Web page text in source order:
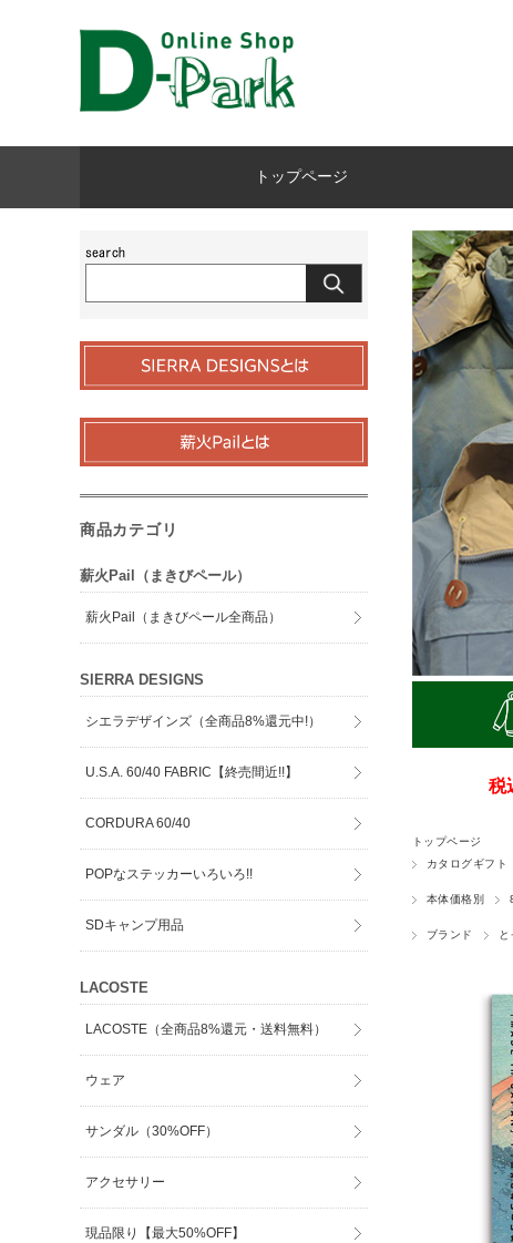
トップページ
税
トップページ
カタログギフト
本体価格別
ブランド
商品カテゴリ
薪火Pail（まきびペール）
薪火Pail（まきびペール全商品）
SIERRA DESIGNS
シエラデザインズ（全商品8%還元中!）
U.S.A. 60/40 FABRIC【終売間近!!】
CORDURA 60/40
POPなステッカーいろいろ!!
SDキャンプ用品
LACOSTE
LACOSTE（全商品8%還元・送料無料）
ウェア
サンダル（30%OFF）
アクセサリー
現品限り【最大50%OFF】